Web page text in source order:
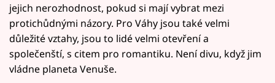
jejich nerozhodnost, pokud si mají vybrat mezi
protichůdnými názory. Pro Váhy jsou také velmi
důležité vztahy, jsou to lidé velmi otevření a
společenští, s citem pro romantiku. Není divu, když jim
vládne planeta Venuše.